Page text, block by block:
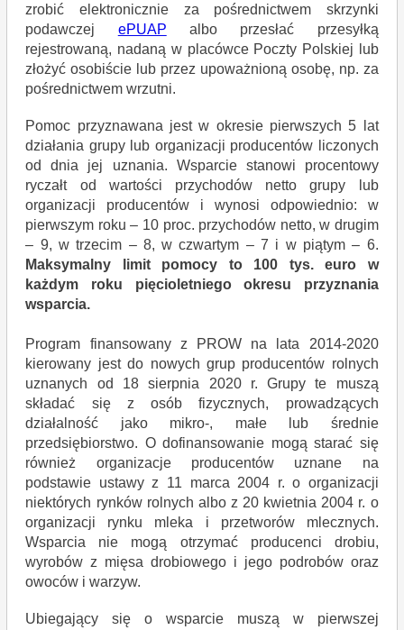
zrobić elektronicznie za pośrednictwem skrzynki
podawczej ePUAP albo przesłać przesyłką
rejestrowaną, nadaną w placówce Poczty Polskiej lub
złożyć osobiście lub przez upoważnioną osobę, np. za
pośrednictwem wrzutni.
Pomoc przyznawana jest w okresie pierwszych 5 lat
działania grupy lub organizacji producentów liczonych
od dnia jej uznania. Wsparcie stanowi procentowy
ryczałt od wartości przychodów netto grupy lub
organizacji producentów i wynosi odpowiednio: w
pierwszym roku – 10 proc. przychodów netto, w drugim
– 9, w trzecim – 8, w czwartym – 7 i w piątym – 6.
Maksymalny limit pomocy to 100 tys. euro w
każdym roku pięcioletniego okresu przyznania
wsparcia.
Program finansowany z PROW na lata 2014-2020
kierowany jest do nowych grup producentów rolnych
uznanych od 18 sierpnia 2020 r. Grupy te muszą
składać się z osób fizycznych, prowadzących
działalność jako mikro-, małe lub średnie
przedsiębiorstwo. O dofinansowanie mogą starać się
również organizacje producentów uznane na
podstawie ustawy z 11 marca 2004 r. o organizacji
niektórych rynków rolnych albo z 20 kwietnia 2004 r. o
organizacji rynku mleka i przetworów mlecznych.
Wsparcia nie mogą otrzymać producenci drobiu,
wyrobów z mięsa drobiowego i jego podrobów oraz
owoców i warzyw.
Ubiegający się o wsparcie muszą w pierwszej